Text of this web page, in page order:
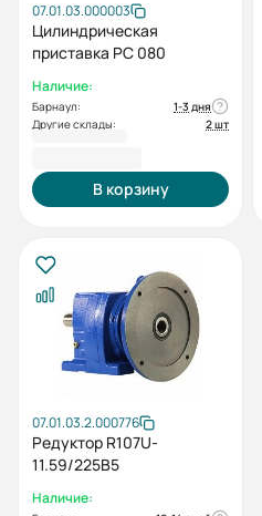
07.01.03.000003
Цилиндрическая
приставка PC 080
Наличие:
Барнаул:
1-3 дня
Другие склады:
2 шт
В корзину
07.01.03.2.000776
Редуктор R107U-
11.59/225B5
Наличие: